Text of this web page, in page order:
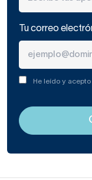
Tu correo
He leído y acepto